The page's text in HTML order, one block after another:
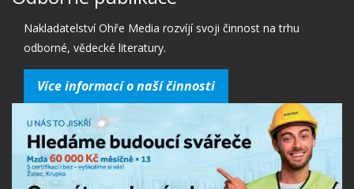
Nakladatelství Ohře Media rozvíjí svoji činnost na trhu
odborné, vědecké literatury.
Více informací o naší činnosti